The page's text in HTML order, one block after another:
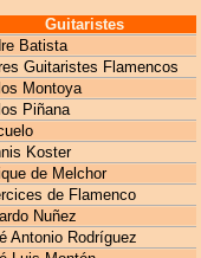
Guitaristes
Batista
Guitaristes Flamencos
Montoya
Piñana
Koster
de Melchor
de Flamenco
Nuñez
Antonio Rodríguez